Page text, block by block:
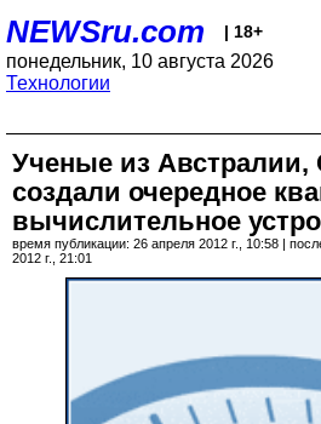
NEWSru.com | 18+
понедельник, 10 августа 2026
Технологии
Ученые из
создали очередное
вычислительное
время публикации: 26 апреля 2012 г., 10:58 |
2012 г., 21:01